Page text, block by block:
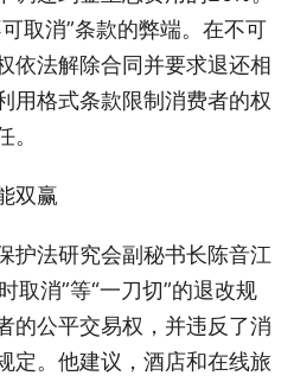
取消”条款的弊端。在不可
依法解除合同并要求退还相
用格式条款限制消费者的权
双赢
护法研究会副秘书长陈音江
取消”等“一刀切”的退改规
的公平交易权，并违反了消
定。他建议，酒店和在线旅